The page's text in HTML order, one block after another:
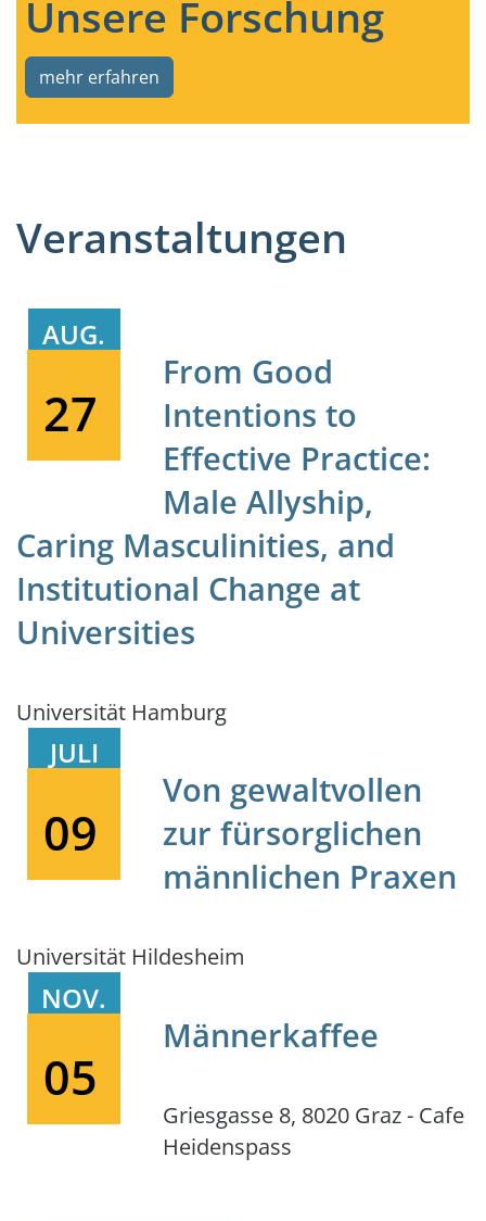
Unsere Forschung
mehr erfahren
Veranstaltungen
AUG.
27
From Good
Intentions to
Effective Practice:
Male Allyship,
Caring Masculinities, and
Institutional Change at
Universities
Universität Hamburg
JULI
09
Von gewaltvollen
zur fürsorglichen
männlichen Praxen
Universität Hildesheim
NOV.
05
Männerkaffee
Griesgasse 8, 8020 Graz - Cafe
Heidenspass